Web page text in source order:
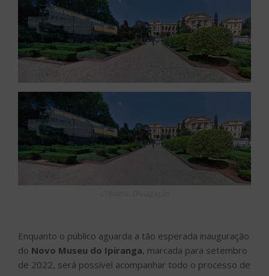
Enquanto o público aguarda a tão esperada inauguração
do Novo Museu do Ipiranga, marcada para setembro
de 2022, será possível acompanhar todo o processo de